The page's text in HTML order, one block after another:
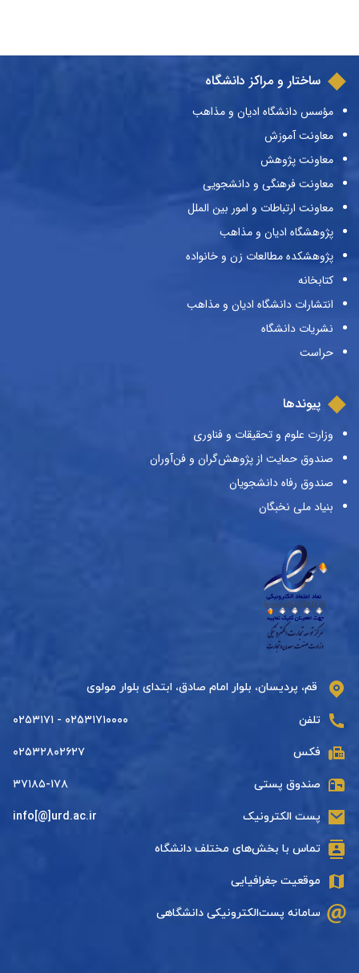
ساختار و مراکز دانشگاه
مؤسس دانشگاه ادیان و مذاهب
معاونت آموزش
معاونت پژوهش
معاونت فرهنگی و دانشجویی
معاونت ارتباطات و امور بین الملل
پژوهشگاه ادیان و مذاهب
پژوهشکده مطالعات زن و خانواده
کتابخانه
انتشارات دانشگاه ادیان و مذاهب
نشریات دانشگاه
حراست
پیوندها
وزارت علوم و تحقیقات و فناوری
صندوق حمایت از پژوهش‌گران و فن‌آوران
صندوق رفاه دانشجویان
بنیاد ملی نخبگان
قم، پردیسان، بلوار امام صادق، ابتدای بلوار مولوی
تلفن ۰۲۵۳۱۷۱۰۰۰۰ - ۰۲۵۳۱۷۱
فکس ۰۲۵۳۲۸۰۲۶۲۷
صندوق پستی ۳۷۱۸۵-۱۷۸
پست الکترونیک info[@]urd.ac.ir
تماس با بخش‌های مختلف دانشگاه
موقعیت جغرافیایی
سامانه پست‌الکترونیکی دانشگاهی